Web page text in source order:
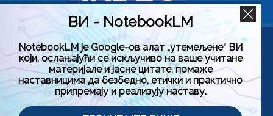
Користимо колачиће на овој веб страници да бисмо вам
побољшали искуство коришћења нашег сајта тако што
ћемо запамтити ваше жељене поставке. Кликом на
„Прихвати све“, пристајете на употребу СВИХ колачића.
Међутим, можете да посетите „Подешавање колачића“
да бисте дали контролисану сагласност.
ВИ - NotebookLM
NotebookLM је Google-ов алат „утемељене“ ВИ
који, ослањајући се искључиво на ваше учитане
материјале и јасне цитате, помаже
наставницима да безбедно, етички и практично
припремају и реализују наставу.